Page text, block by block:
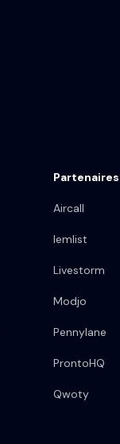
Partenaires
Aircall
lemlist
Livestorm
Modjo
Pennylane
ProntoHQ
Qwoty